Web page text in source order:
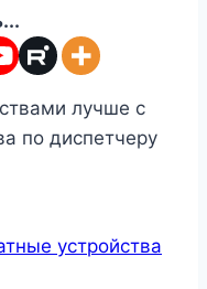
лучше с
по диспетчеру
устройства